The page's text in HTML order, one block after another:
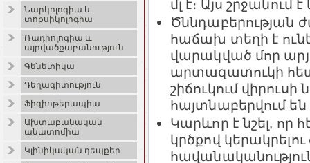
Նարկոլոգիա և
տոքսիկոլոգիա
Ռադիոլոգիա և
այրվածքաբանություն
Գենետիկա
Դեղագիտություն
Ֆիզիոթերապիա
Ախտաբանական
անատոմիա
Կլինիկական դեպքեր
մլ է։ Այս
Ծննդաբերության
հաճախ տեղի է
վարակված մոր
արտազատուկի
շիճուկում
հայտնաբերվում
Կարևոր է նշել, որ
կրծքով